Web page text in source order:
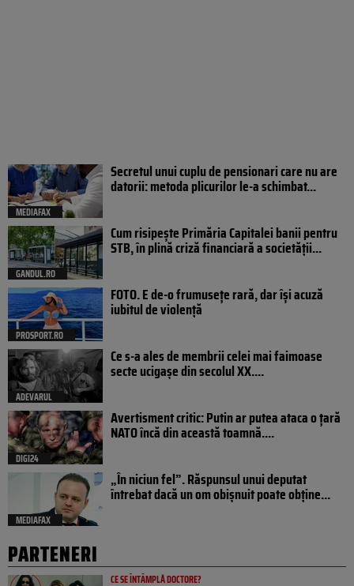
MEDIAFAX
Secretul unui cuplu de pensionari care nu are
datorii: metoda plicurilor le-a schimbat...
GANDUL.RO
Cum risipește Primăria Capitalei banii pentru
STB, în plină criză financiară a societății...
PROSPORT.RO
FOTO. E de-o frumusețe rară, dar își acuză
iubitul de violență
ADEVARUL
Ce s-a ales de membrii celei mai faimoase
secte ucigașe din secolul XX....
DIGI24
Avertisment critic: Putin ar putea ataca o țară
NATO încă din această toamnă....
MEDIAFAX
„În niciun fel”. Răspunsul unui deputat
întrebat dacă un om obișnuit poate obține...
PARTENERI
CE SE ÎNTÂMPLĂ DOCTORE?